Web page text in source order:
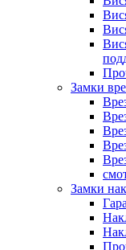
Замки
Замки